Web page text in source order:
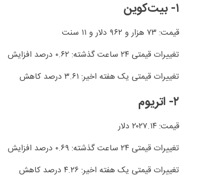
۱- بیت‌کوین
قیمت: ۷۳ هزار و ۹۶۲ دلار و ۱۱ سنت
تغییرات قیمتی ۲۴ ساعت گذشته: ۰.۶۲ درصد افزایش
تغییرات قیمتی یک هفته اخیر: ۳.۶۱ درصد کاهش
۲- اتریوم
قیمت: ۲۰۲۷.۱۴ دلار
تغییرات قیمتی ۲۴ ساعت گذشته: ۰.۶۹ درصد افزایش
تغییرات قیمتی یک هفته اخیر: ۴.۲۶ درصد کاهش